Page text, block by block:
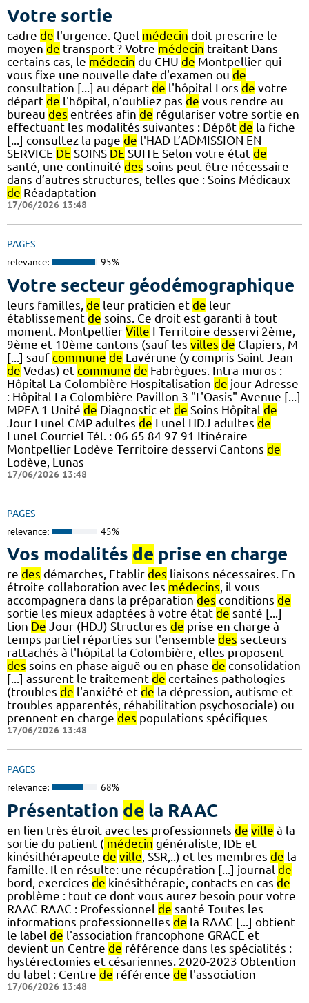
Votre sortie
cadre de l'urgence. Quel médecin doit prescrire le
moyen de transport ? Votre médecin traitant Dans
certains cas, le médecin du CHU de Montpellier qui
vous fixe une nouvelle date d'examen ou de
consultation [...] au départ de l'hôpital Lors de votre
départ de l'hôpital, n’oubliez pas de vous rendre au
bureau des entrées afin de régulariser votre sortie en
effectuant les modalités suivantes : Dépôt de la fiche
[...] consultez la page de l'HAD L’ADMISSION EN
SERVICE DE SOINS DE SUITE Selon votre état de
santé, une continuité des soins peut être nécessaire
dans d’autres structures, telles que : Soins Médicaux
de Réadaptation
17/06/2026 13:48
PAGES
relevance: 95%
Votre secteur géodémographique
leurs familles, de leur praticien et de leur
établissement de soins. Ce droit est garanti à tout
moment. Montpellier Ville I Territoire desservi 2ème,
9ème et 10ème cantons (sauf les villes de Clapiers, M
[...] sauf commune de Lavérune (y compris Saint Jean
de Vedas) et commune de Fabrègues. Intra-muros :
Hôpital La Colombière Hospitalisation de jour Adresse
: Hôpital La Colombière Pavillon 3 "L'Oasis" Avenue [...]
MPEA 1 Unité de Diagnostic et de Soins Hôpital de
Jour Lunel CMP adultes de Lunel HDJ adultes de
Lunel Courriel Tél. : 06 65 84 97 91 Itinéraire
Montpellier Lodève Territoire desservi Cantons de
Lodève, Lunas
17/06/2026 13:48
PAGES
relevance: 45%
Vos modalités de prise en charge
re des démarches, Etablir des liaisons nécessaires. En
étroite collaboration avec les médecins, il vous
accompagnera dans la préparation des conditions de
sortie les mieux adaptées à votre état de santé [...]
tion De Jour (HDJ) Structures de prise en charge à
temps partiel réparties sur l'ensemble des secteurs
rattachés à l'hôpital la Colombière, elles proposent
des soins en phase aiguë ou en phase de consolidation
[...] assurent le traitement de certaines pathologies
(troubles de l'anxiété et de la dépression, autisme et
troubles apparentés, réhabilitation psychosociale) ou
prennent en charge des populations spécifiques
17/06/2026 13:48
PAGES
relevance: 68%
Présentation de la RAAC
en lien très étroit avec les professionnels de ville à la
sortie du patient ( médecin généraliste, IDE et
kinésithérapeute de ville , SSR,..) et les membres de la
famille. Il en résulte: une récupération [...] journal de
bord, exercices de kinésithérapie, contacts en cas de
problème : tout ce dont vous aurez besoin pour votre
RAAC RAAC : Professionnel de santé Toutes les
informations professionnelles de la RAAC [...] obtient
le label de l'association francophone GRACE et
devient un Centre de référence dans les spécialités :
hystérectomies et césariennes. 2020-2023 Obtention
du label : Centre de référence de l'association
17/06/2026 13:48